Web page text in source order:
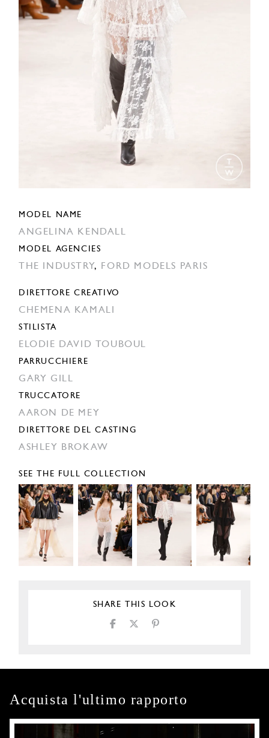
MODEL NAME
ANGELINA KENDALL
MODEL AGENCIES
THE INDUSTRY, FORD MODELS PARIS
DIRETTORE CREATIVO
CHEMENA KAMALI
STILISTA
ELODIE DAVID TOUBOUL
PARRUCCHIERE
GARY GILL
TRUCCATORE
AARON DE MEY
DIRETTORE DEL CASTING
ASHLEY BROKAW
SEE THE FULL COLLECTION
SHARE THIS LOOK
Acquista l'ultimo rapporto